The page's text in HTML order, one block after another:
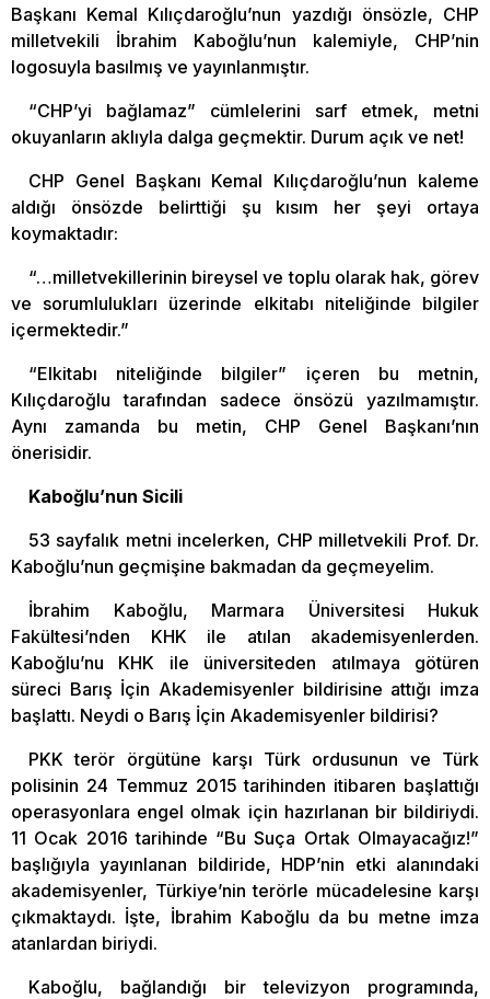
Başkanı Kemal Kılıçdaroğlu’nun yazdığı önsözle, CHP
milletvekili İbrahim Kaboğlu’nun kalemiyle, CHP’nin
logosuyla basılmış ve yayınlanmıştır.
“CHP’yi bağlamaz” cümlelerini sarf etmek, metni
okuyanların aklıyla dalga geçmektir. Durum açık ve net!
CHP Genel Başkanı Kemal Kılıçdaroğlu’nun kaleme
aldığı önsözde belirttiği şu kısım her şeyi ortaya
koymaktadır:
“…milletvekillerinin bireysel ve toplu olarak hak, görev
ve sorumlulukları üzerinde elkitabı niteliğinde bilgiler
içermektedir.”
“Elkitabı niteliğinde bilgiler” içeren bu metnin,
Kılıçdaroğlu tarafından sadece önsözü yazılmamıştır.
Aynı zamanda bu metin, CHP Genel Başkanı’nın
önerisidir.
Kaboğlu’nun Sicili
53 sayfalık metni incelerken, CHP milletvekili Prof. Dr.
Kaboğlu’nun geçmişine bakmadan da geçmeyelim.
İbrahim Kaboğlu, Marmara Üniversitesi Hukuk
Fakültesi’nden KHK ile atılan akademisyenlerden.
Kaboğlu’nu KHK ile üniversiteden atılmaya götüren
süreci Barış İçin Akademisyenler bildirisine attığı imza
başlattı. Neydi o Barış İçin Akademisyenler bildirisi?
PKK terör örgütüne karşı Türk ordusunun ve Türk
polisinin 24 Temmuz 2015 tarihinden itibaren başlattığı
operasyonlara engel olmak için hazırlanan bir bildiriydi.
11 Ocak 2016 tarihinde “Bu Suça Ortak Olmayacağız!”
başlığıyla yayınlanan bildiride, HDP’nin etki alanındaki
akademisyenler, Türkiye’nin terörle mücadelesine karşı
çıkmaktaydı. İşte, İbrahim Kaboğlu da bu metne imza
atanlardan biriydi.
Kaboğlu, bağlandığı bir televizyon programında,